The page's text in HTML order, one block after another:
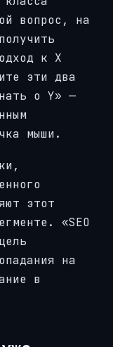
вопрос, на
к X
эти два
о Y» —
мыши.
этот
«SEO
на
в